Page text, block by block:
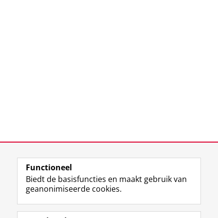
Volg de RUG
F
a
L
i
R
S
I
n
Y
o
Functioneel
Biedt de basisfuncties en maakt gebruik van
geanonimiseerde cookies.